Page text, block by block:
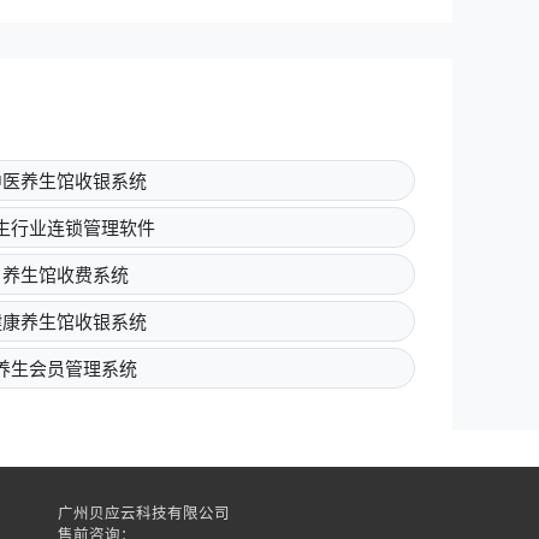
养生馆收银系统
行业连锁管理软件
养生馆收费系统
养生馆收银系统
生会员管理系统
广州贝应云科技有限公司
售前咨询：